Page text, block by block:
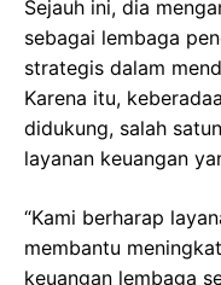
Sejauh ini, dia
sebagai lembaga
strategis dalam
Karena itu,
didukung, salah
layanan keuangan
“Kami berharap
membantu
keuangan lembaga